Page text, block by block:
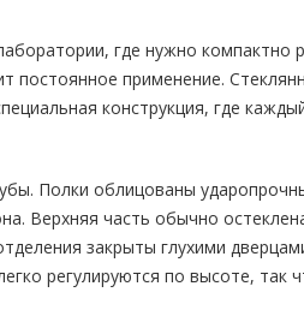
где нужно компактно
постоянное применение.
конструкция, где
Полки облицованы
Верхняя часть обычно
закрыты глухими
регулируются по высоте, так